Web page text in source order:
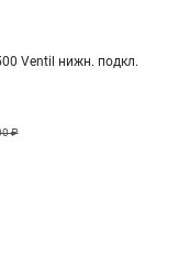
Ventil нижн. подкл.
₽